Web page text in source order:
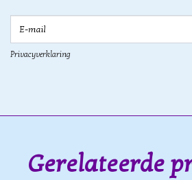
Privacyverklaring
Gerelateerde